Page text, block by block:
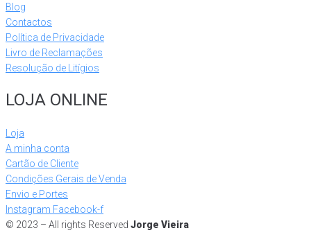
Blog
Contactos
Política de Privacidade
Livro de Reclamações
Resolução de Litígios
LOJA ONLINE
Loja
A minha conta
Cartão de Cliente
Condições Gerais de Venda
Envio e Portes
Instagram Facebook-f
© 2023 – All rights Reserved Jorge Vieira